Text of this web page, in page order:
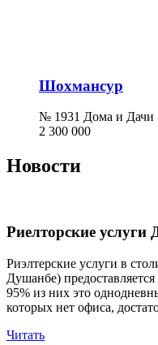
Шохмансур
№ 1931 Дома и Дачи
2 300 000
Новости
Риелторские
Риэлтерские услуги в
Душанбе)
95% из них это
которых нет офиса,
Читать